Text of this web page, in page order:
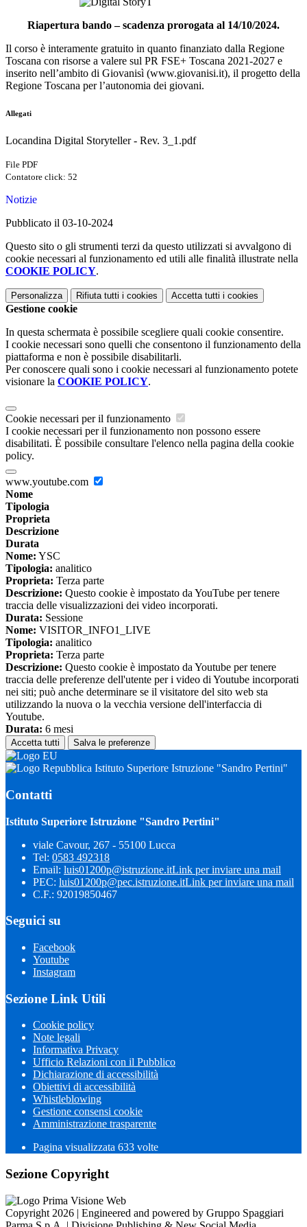
Riapertura bando – scadenza prorogata al 14/10/2024.
Il corso è interamente gratuito in quanto finanziato dalla Regione
Toscana con risorse a valere sul PR FSE+ Toscana 2021-2027 e
inserito nell’ambito di Giovanisì (www.giovanisi.it), il progetto della
Regione Toscana per l’autonomia dei giovani.
Allegati
Locandina Digital Storyteller - Rev. 3_1.pdf
File PDF
Contatore click: 52
Notizie
Pubblicato il 03-10-2024
Questo sito o gli strumenti terzi da questo utilizzati si avvalgono di
cookie necessari al funzionamento ed utili alle finalità illustrate nella
COOKIE POLICY.
Personalizza Rifiuta tutti i cookies Accetta tutti i cookies
Gestione cookie
In questa schermata è possibile scegliere quali cookie consentire.
I cookie necessari sono quelli che consentono il funzionamento della
piattaforma e non è possibile disabilitarli.
Per conoscere quali sono i cookie necessari al funzionamento potete
visionare la COOKIE POLICY.
Cookie necessari per il funzionamento
I cookie necessari per il funzionamento non possono essere
disabilitati. È possibile consultare l'elenco nella pagina della cookie
policy.
www.youtube.com
Nome
Tipologia
Proprieta
Descrizione
Durata
Nome: YSC
Tipologia: analitico
Proprieta: Terza parte
Descrizione: Questo cookie è impostato da YouTube per tenere
traccia delle visualizzazioni dei video incorporati.
Durata: Sessione
Nome: VISITOR_INFO1_LIVE
Tipologia: analitico
Proprieta: Terza parte
Descrizione: Questo cookie è impostato da Youtube per tenere
traccia delle preferenze dell'utente per i video di Youtube incorporati
nei siti; può anche determinare se il visitatore del sito web sta
utilizzando la nuova o la vecchia versione dell'interfaccia di
Youtube.
Durata: 6 mesi
Accetta tutti Salva le preferenze
Istituto Superiore Istruzione "Sandro Pertini"
Contatti
Istituto Superiore Istruzione "Sandro Pertini"
viale Cavour, 267 - 55100 Lucca
Tel: 0583 492318
Email: luis01200p@istruzione.itLink per inviare una mail
PEC: luis01200p@pec.istruzione.itLink per inviare una mail
C.F.: 92019850467
Seguici su
Facebook
Youtube
Instagram
Sezione Link Utili
Cookie policy
Note legali
Informativa Privacy
Ufficio Relazioni con il Pubblico
Dichiarazione di accessibilità
Obiettivi di accessibilità
Whistleblowing
Gestione consensi cookie
Amministrazione trasparente
Pagina visualizzata 633 volte
Sezione Copyright
Copyright 2026 | Engineered and powered by Gruppo Spaggiari